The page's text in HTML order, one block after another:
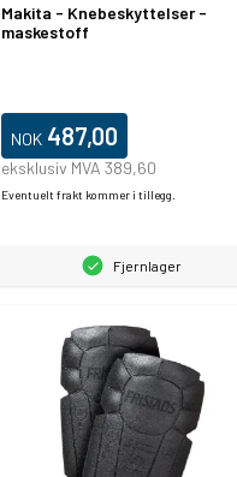
Makita - Knebeskyttelser -
maskestoff
NOK 487,00
eksklusiv MVA 389,60
Eventuelt frakt kommer i tillegg.
Fjernlager